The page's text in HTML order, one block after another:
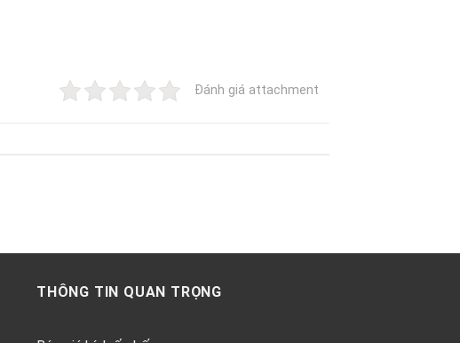
Đánh giá attachment
THÔNG TIN QUAN TRỌNG